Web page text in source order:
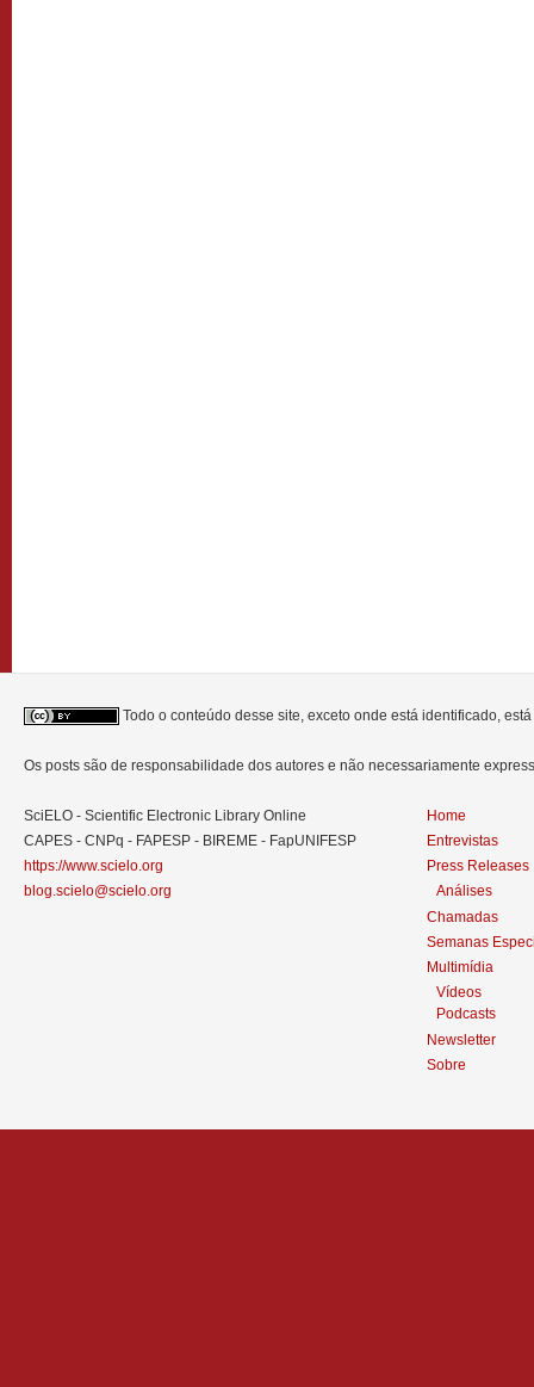
Todo o conteúdo desse site, exceto onde está identificado,
Os posts são de responsabilidade dos autores e não necessariamente
SciELO - Scientific Electronic Library Online
CAPES - CNPq - FAPESP - BIREME - FapUNIFESP
https://www.scielo.org
blog.scielo@scielo.org
Home
Entrevistas
Press Releases
Análises
Chamadas
Semanas
Multimídia
Vídeos
Podcasts
Newsletter
Sobre